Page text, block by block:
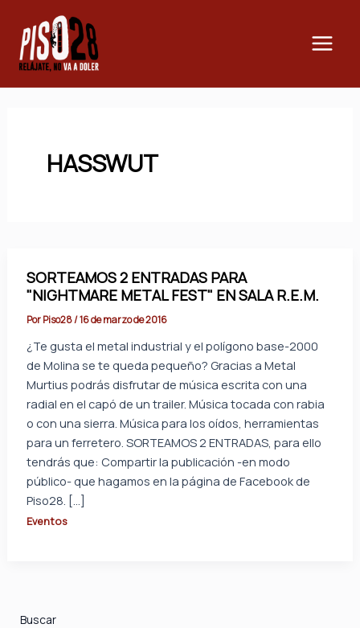
contenido
HASSWUT
SORTEAMOS 2 ENTRADAS PARA
"NIGHTMARE METAL FEST" EN SALA R.E.M.
PorPiso28/16 de marzo de 2016
¿Te gusta el metal industrial y el polígono base-2000
de Molina se te queda pequeño? Gracias a Metal
Murtius podrás disfrutar de música escrita con una
radial en el capó de un trailer. Música tocada con rabia
o con una sierra. Música para los oídos, herramientas
para un ferretero. SORTEAMOS 2 ENTRADAS, para ello
tendrás que: Compartir la publicación -en modo
público- que hagamos en la página de Facebook de
Piso28. […]
Eventos
Buscar